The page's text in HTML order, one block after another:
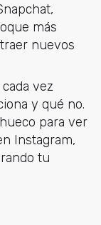
más
nuevos
vez
y qué no.
para ver
Instagram,
tu